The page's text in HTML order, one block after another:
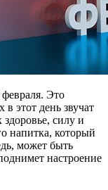
февраля. Это
этот день звучат
силу и
напитка, который
может быть
настроение